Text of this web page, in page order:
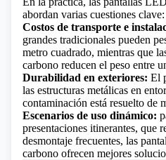
abordan varias cuestiones clave:
Costos de transporte e
grandes tradicionales pueden
metro cuadrado, mientras que
carbono reducen el peso entre
Durabilidad en exteriores: El
las estructuras metálicas en
contaminación está resuelto de
Escenarios de uso dinámico:
presentaciones itinerantes, que
desmontaje frecuentes, las
carbono ofrecen mejores